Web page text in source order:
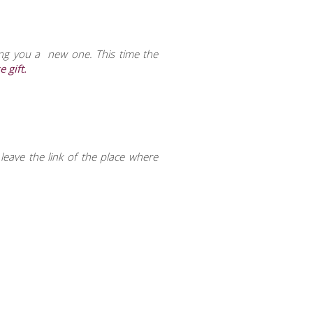
you a new one. This time the
gift.
the link of the place where